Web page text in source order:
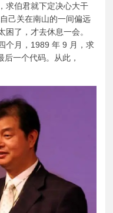
求伯君就下定决心大干
己关在南山的一间偏远
了，才去休息一会。
个月，1989 年 9 月，求
一个代码。从此，